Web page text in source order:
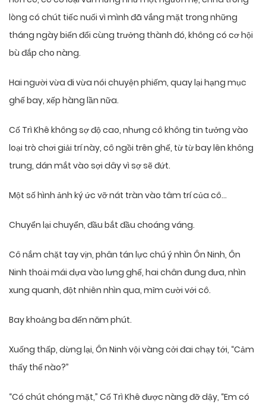
lòng có chút tiếc nuối vì mình đã vắng mặt trong những
tháng ngày biến đổi cùng trưởng thành đó, không có cơ hội
bù đắp cho nàng.
Hai người vừa đi vừa nói chuyện phiếm, quay lại hạng mục
ghế bay, xếp hàng lần nữa.
Cố Trì Khê không sợ độ cao, nhưng cô không tin tưởng vào
loại trò chơi giải trí này, cô ngồi trên ghế, từ từ bay lên không
trung, dán mắt vào sợi dây vì sợ sẽ đứt.
Một số hình ảnh ký ức vỡ nát tràn vào tâm trí của cô…
Chuyển lại chuyển, đầu bắt đầu choáng váng.
Cô nắm chặt tay vịn, phân tán lực chú ý nhìn Ôn Ninh, Ôn
Ninh thoải mái dựa vào lưng ghế, hai chân đung đưa, nhìn
xung quanh, đột nhiên nhìn qua, mỉm cười với cô.
Bay khoảng ba đến năm phút.
Xuống thấp, dừng lại, Ôn Ninh vội vàng cởi đai chạy tới, “Cảm
thấy thế nào?”
“Có chút chóng mặt,” Cố Trì Khê được nàng đỡ dậy, “Em có